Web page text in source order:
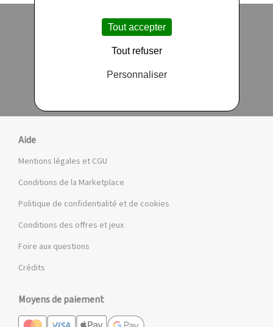
Paiement en ligne sécurisé
Click and collect
Aide
Mentions légales et CGU
Conditions de la Marketplace
Politique de confidentialité et de cookies
Conditions des offres et jeux
Foire aux questions
Crédits
Moyens de paiement
Tout accepter
Tout refuser
Personnaliser